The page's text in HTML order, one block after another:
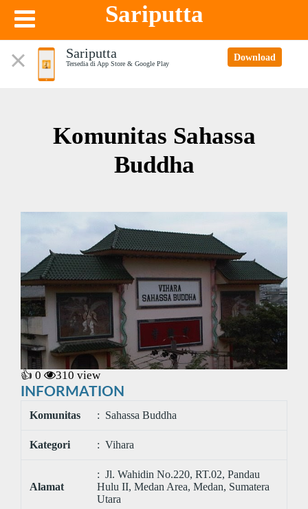
Sariputta
Sariputta
Tersedia di App Store & Google Play
Download
Komunitas Sahassa
Buddha
👍 0 310 view
INFORMATION
Komunitas : Sahassa Buddha
Kategori : Vihara
Alamat
: Jl. Wahidin No.220, RT.02, Pandau
Hulu II, Medan Area, Medan, Sumatera
Utara